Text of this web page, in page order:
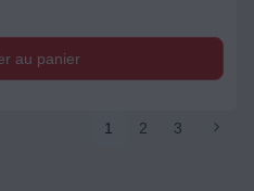
au panier
1 2 3